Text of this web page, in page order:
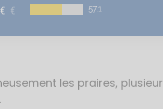
€ € 57.1
les praires,